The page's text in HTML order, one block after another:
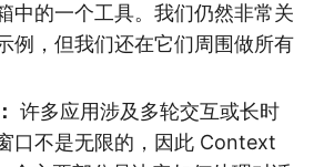
的一个工具。我们仍然非常关
例，但我们还在它们周围做所有
许多应用涉及多轮交互或长时
口不是无限的，因此 Context